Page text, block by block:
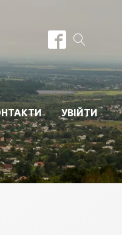
УВІЙТИ